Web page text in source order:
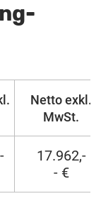
Netto exkl.
MwSt.
17.962,-
- €